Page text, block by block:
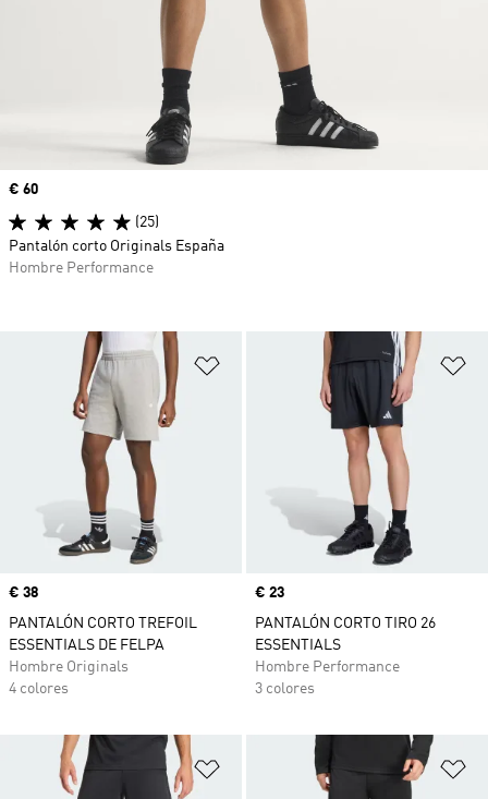
Añadir a la lista de deseos
Precio
€ 38
PANTALÓN CORTO TREFOIL
ESSENTIALS DE FELPA
Hombre Originals
4 colores
Precio
€ 23
PANTALÓN CORTO TIRO 26
ESSENTIALS
Hombre Performance
3 colores
Añadir a la lista de deseos
Precio
€ 60
(25)
Pantalón corto Originals España
Hombre Performance